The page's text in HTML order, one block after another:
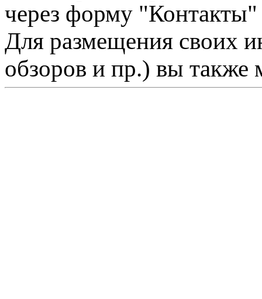
через форму "Контакты"
Для размещения своих
обзоров и пр.) вы также